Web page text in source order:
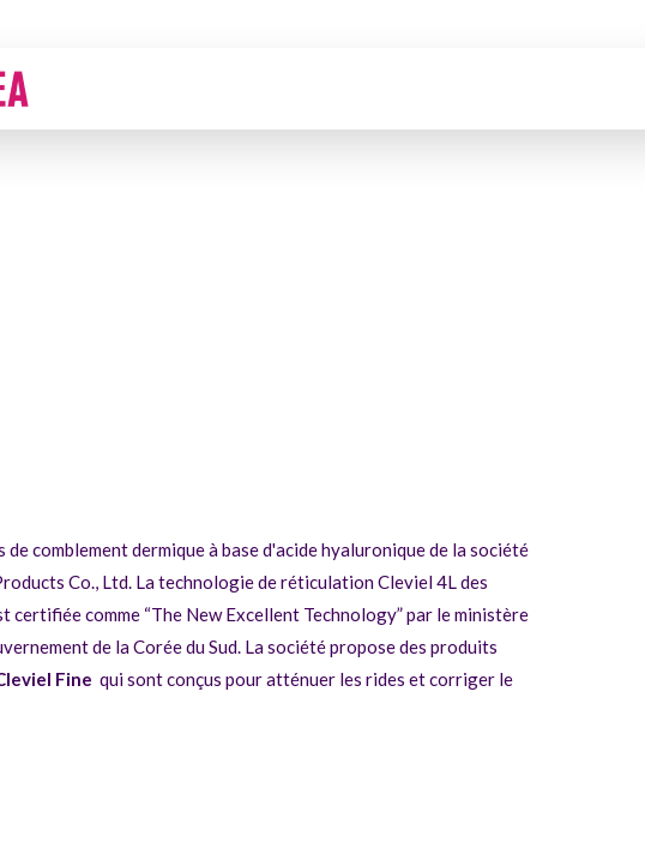
comblement dermique à base d'acide hyaluronique de la société
Co., Ltd. La technologie de réticulation Cleviel 4L des
certifiée comme “The New Excellent Technology” par le ministère
de la Corée du Sud. La société propose des produits
Fine qui sont conçus pour atténuer les rides et corriger le